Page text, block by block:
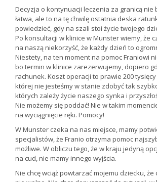
Decyzja o kontynuacji leczenia za granicą nie
łatwa, ale to na tę chwilę ostatnia deska
powiedzieć, gdy na szali stoi życie twojego
Po konsultacji w klinice w Munster wiemy, że
na naszą niekorzyść, że każdy dzień to
Niestety, na ten moment na pomoc Franiowi
bo termin w klinice zarezerwujemy, dopiero
rachunek. Koszt operacji to prawie 200 tysięcy
której nie jesteśmy w stanie zdobyć tak
których zależy życie naszego synka i
Nie możemy się poddać! Nie w takim
na wyciągnięcie ręki. Pomocy!
W Munster czeka na nas miejsce, mamy
specjalistów, że Franio otrzyma pomoc
możliwe. W obliczu tego, że w kraju jedyną
na cud, nie mamy innego wyjścia.
Nie chcę wciąż powtarzać mojemu dziecku, że